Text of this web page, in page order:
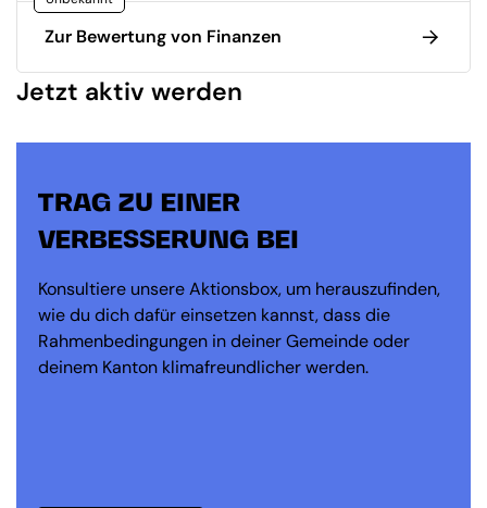
Zur Bewertung von Finanzen
Jetzt aktiv werden
TRAG ZU EINER
VERBESSERUNG BEI
Konsultiere unsere Aktionsbox, um herauszufinden,
wie du dich dafür einsetzen kannst, dass die
Rahmenbedingungen in deiner Gemeinde oder
deinem Kanton klimafreundlicher werden.